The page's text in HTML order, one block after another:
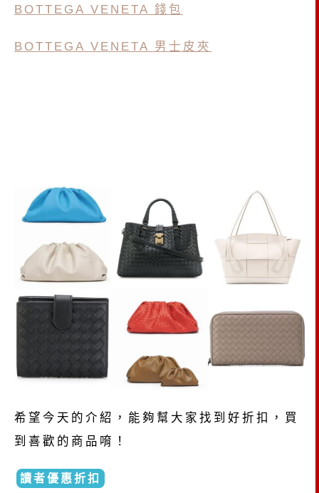
BOTTEGA VENETA 錢包
BOTTEGA VENETA 男士皮夾
希望今天的介紹，能夠幫大家找到好折扣，買
到喜歡的商品唷！
讀者優惠折扣